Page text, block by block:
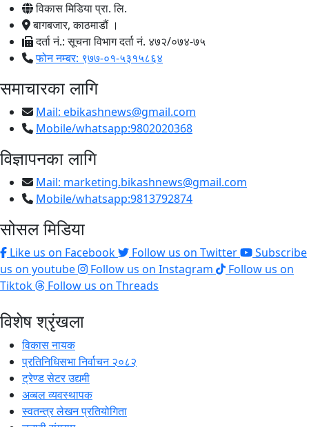
विकास मिडिया प्रा. लि.
बागबजार, काठमाडौं ।
दर्ता नं.: सूचना विभाग दर्ता नं. ४७२/०७४-७५
फोन नम्बर: ९७७-०१-५३१५८६४
समाचारका लागि
Mail: ebikashnews@gmail.com
Mobile/whatsapp:9802020368
विज्ञापनका लागि
Mail: marketing.bikashnews@gmail.com
Mobile/whatsapp:9813792874
सोसल मिडिया
Like us on Facebook Follow us on Twitter
Subscribe
us on youtube
Follow us on Instagram
Follow us on
Tiktok
Follow us on Threads
विशेष श्रृंखला
विकास नायक
प्रतिनिधिसभा निर्वाचन २०८२
ट्रेण्ड सेटर उद्यमी
अव्बल व्यवस्थापक
स्वतन्त्र लेखन प्रतियोगिता